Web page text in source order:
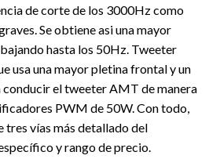
de corte de los 3000Hz como
Se obtiene asi una mayor
hasta los 50Hz. Tweeter
usa una mayor pletina frontal y un
el tweeter AMT de manera
PWM de 50W. Con todo,
tres vías más detallado del
y rango de precio.